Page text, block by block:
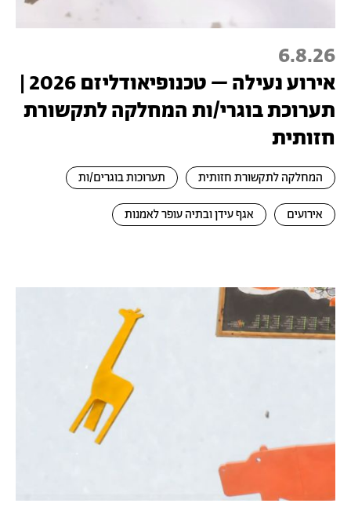
6.8.26
אירוע נעילה – טכנופיאודליזם 2026 |
תערוכת בוגרי/ות המחלקה לתקשורת
חזותית
המחלקה לתקשורת חזותית תערוכות בוגרים/ות
אירועים אגף עידן ובתיה עופר לאמנות